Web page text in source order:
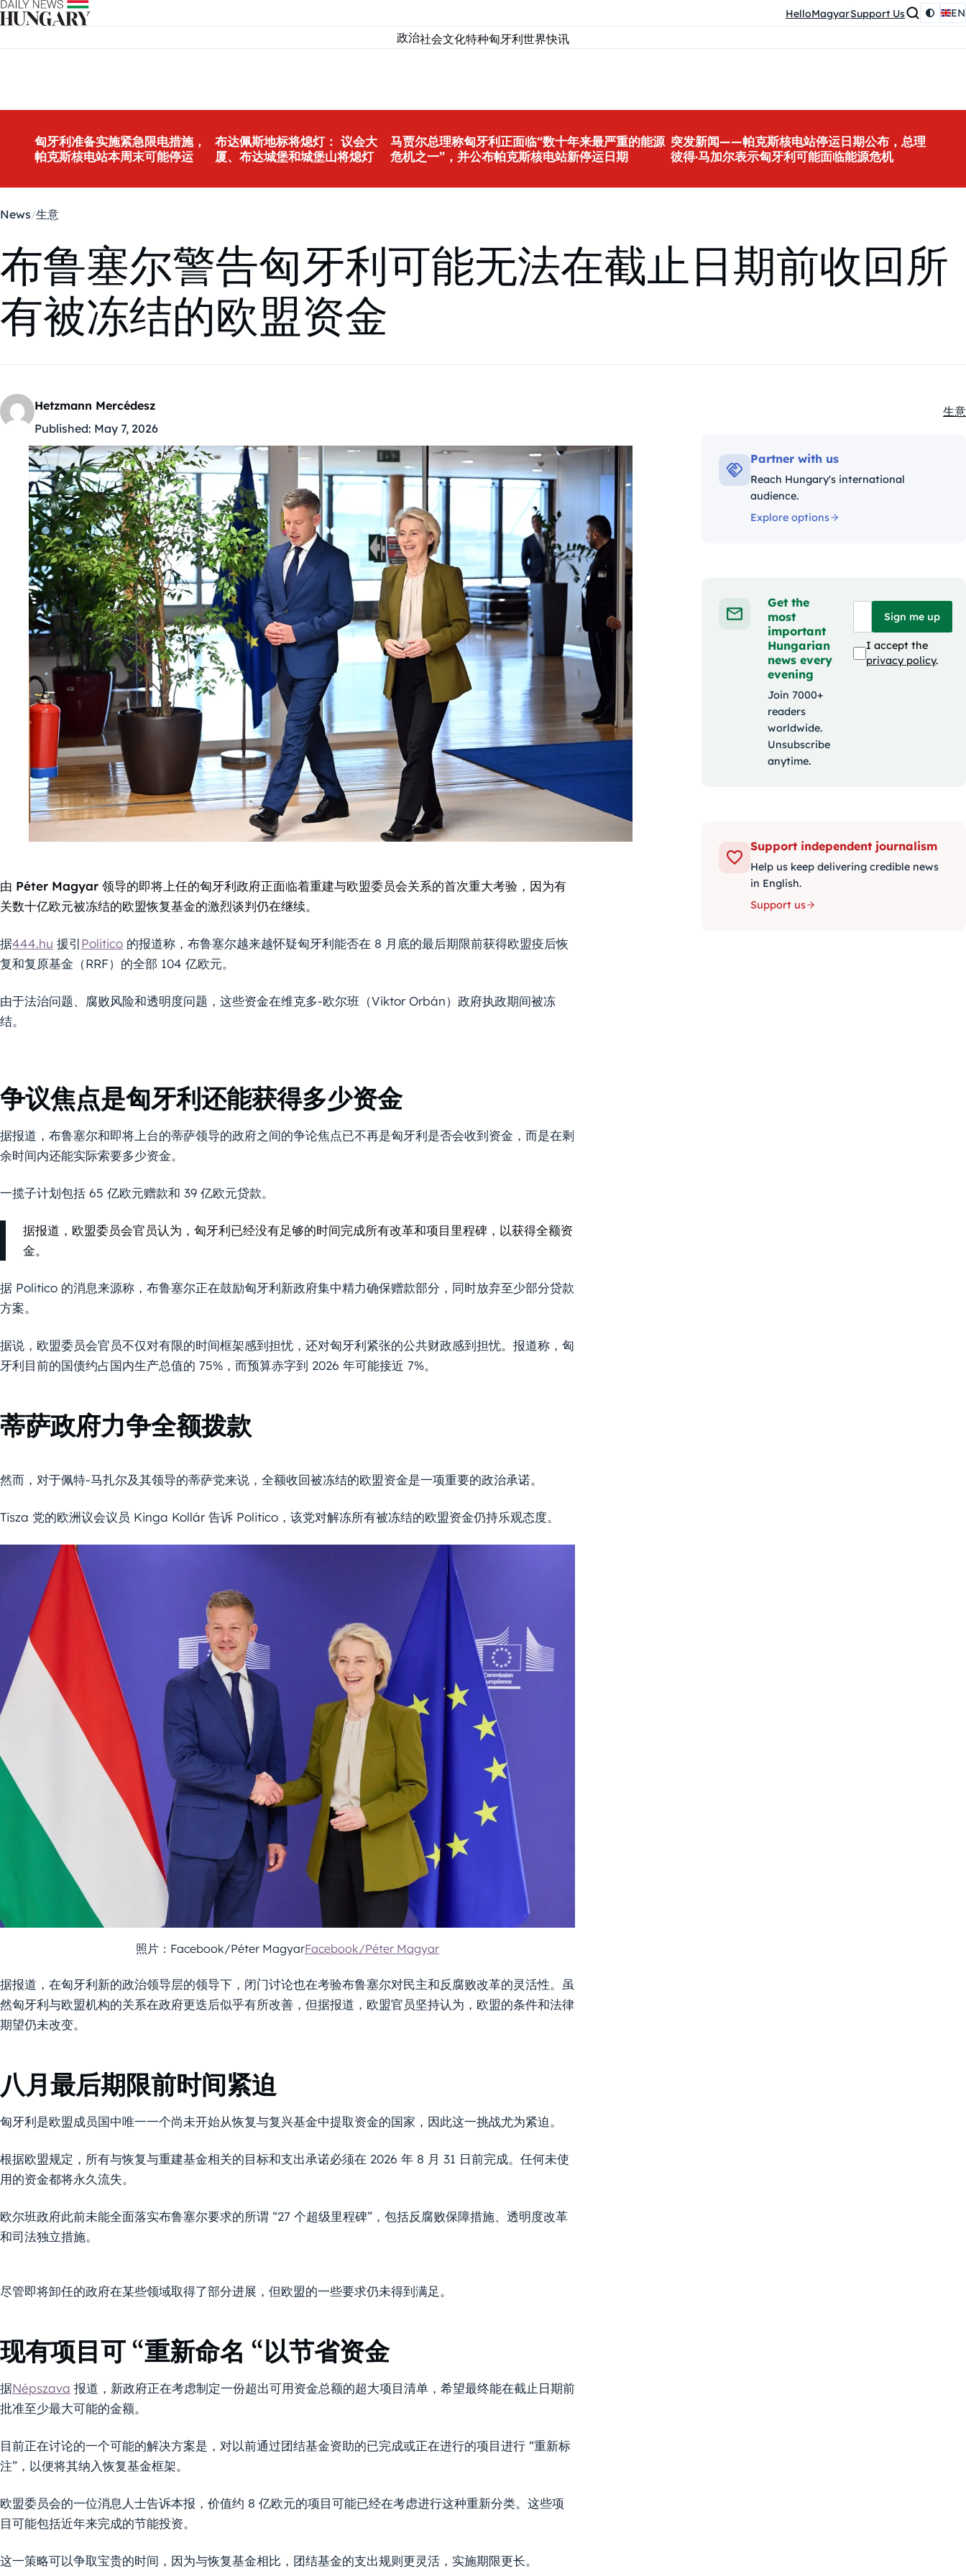
Skip to content HelloMagyarSupport Us EN
政治社会文化特种匈牙利世界快讯
匈牙利准备实施紧急限电措施，
帕克斯核电站本周末可能停运
布达佩斯地标将熄灯： 议会大
厦、布达城堡和城堡山将熄灯
马贾尔总理称匈牙利正面临“数十年来最严重的能源
危机之一”，并公布帕克斯核电站新停运日期
突发新闻——帕克斯核电站停运日期公布，总理
彼得·马加尔表示匈牙利可能面临能源危机
News 生意
布鲁塞尔警告匈牙利可能无法在截止日期前收回所
有被冻结的欧盟资金
Hetzmann Mercédesz
Published: May 7, 2026
生意
由 Péter Magyar 领导的即将上任的匈牙利政府正面临着重建与欧盟委员会关系的首次重大考验，因为有
关数十亿欧元被冻结的欧盟恢复基金的激烈谈判仍在继续。
据444.hu 援引Politico 的报道称，布鲁塞尔越来越怀疑匈牙利能否在 8 月底的最后期限前获得欧盟疫后恢
复和复原基金（RRF）的全部 104 亿欧元。
由于法治问题、腐败风险和透明度问题，这些资金在维克多-欧尔班（Viktor Orbán）政府执政期间被冻
结。
争议焦点是匈牙利还能获得多少资金
据报道，布鲁塞尔和即将上台的蒂萨领导的政府之间的争论焦点已不再是匈牙利是否会收到资金，而是在剩
余时间内还能实际索要多少资金。
一揽子计划包括 65 亿欧元赠款和 39 亿欧元贷款。
据报道，欧盟委员会官员认为，匈牙利已经没有足够的时间完成所有改革和项目里程碑，以获得全额资
金。
据 Politico 的消息来源称，布鲁塞尔正在鼓励匈牙利新政府集中精力确保赠款部分，同时放弃至少部分贷款
方案。
据说，欧盟委员会官员不仅对有限的时间框架感到担忧，还对匈牙利紧张的公共财政感到担忧。报道称，匈
牙利目前的国债约占国内生产总值的 75%，而预算赤字到 2026 年可能接近 7%。
蒂萨政府力争全额拨款
然而，对于佩特-马扎尔及其领导的蒂萨党来说，全额收回被冻结的欧盟资金是一项重要的政治承诺。
Tisza 党的欧洲议会议员 Kinga Kollár 告诉 Politico，该党对解冻所有被冻结的欧盟资金仍持乐观态度。
照片：Facebook/Péter MagyarFacebook/Péter Magyar
据报道，在匈牙利新的政治领导层的领导下，闭门讨论也在考验布鲁塞尔对民主和反腐败改革的灵活性。虽
然匈牙利与欧盟机构的关系在政府更迭后似乎有所改善，但据报道，欧盟官员坚持认为，欧盟的条件和法律
期望仍未改变。
八月最后期限前时间紧迫
匈牙利是欧盟成员国中唯一一个尚未开始从恢复与复兴基金中提取资金的国家，因此这一挑战尤为紧迫。
根据欧盟规定，所有与恢复与重建基金相关的目标和支出承诺必须在 2026 年 8 月 31 日前完成。任何未使
用的资金都将永久流失。
欧尔班政府此前未能全面落实布鲁塞尔要求的所谓 “27 个超级里程碑”，包括反腐败保障措施、透明度改革
和司法独立措施。
尽管即将卸任的政府在某些领域取得了部分进展，但欧盟的一些要求仍未得到满足。
现有项目可 “重新命名 “以节省资金
据Népszava 报道，新政府正在考虑制定一份超出可用资金总额的超大项目清单，希望最终能在截止日期前
批准至少最大可能的金额。
目前正在讨论的一个可能的解决方案是，对以前通过团结基金资助的已完成或正在进行的项目进行 “重新标
注”，以便将其纳入恢复基金框架。
欧盟委员会的一位消息人士告诉本报，价值约 8 亿欧元的项目可能已经在考虑进行这种重新分类。这些项
目可能包括近年来完成的节能投资。
这一策略可以争取宝贵的时间，因为与恢复基金相比，团结基金的支出规则更灵活，实施期限更长。
Partner with us
Reach Hungary's international
audience.
Explore options
Get the
most
important
Hungarian
news every
evening
Join 7000+
readers
worldwide.
Unsubscribe
anytime.
Sign me up
I accept the
privacy policy.
Support independent journalism
Help us keep delivering credible news
in English.
Support us